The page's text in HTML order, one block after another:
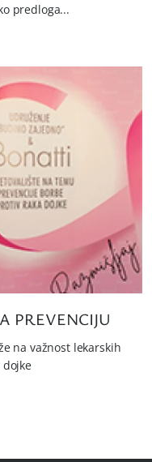
predloga...
PREVENCIJU
na važnost lekarskih